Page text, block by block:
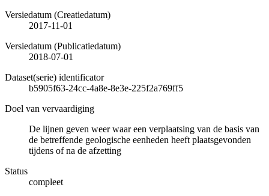
Versiedatum (Creatiedatum)
2017-11-01
Versiedatum (Publicatiedatum)
2018-07-01
Dataset(serie) identificator
b5905f63-24cc-4a8e-8e3e-225f2a769ff5
Doel van vervaardiging
De lijnen geven weer waar een verplaatsing van de basis van
de betreffende geologische eenheden heeft plaatsgevonden
tijdens of na de afzetting
Status
compleet